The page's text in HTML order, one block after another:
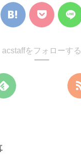
acstaffをフォローする